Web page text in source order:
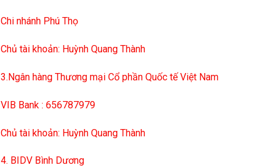
Chi nhánh Phú Thọ
Chủ tài khoản: Huỳnh Quang Thành
3.Ngân hàng Thương mại Cổ phần Quốc tế Việt Nam
VIB Bank : 656787979
Chủ tài khoản: Huỳnh Quang Thành
4. BIDV Bình Dương